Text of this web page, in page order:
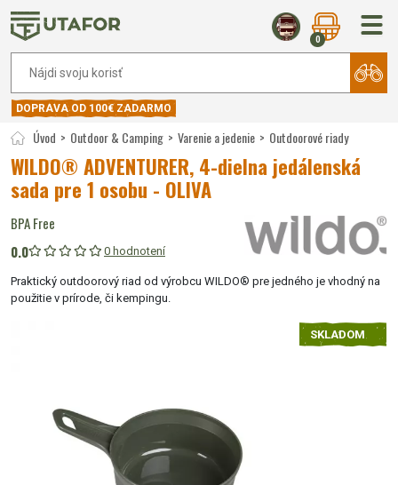
0
DOPRAVA OD 100€ ZADARMO
Úvod Outdoor & Camping Varenie a jedenie Outdoorové riady
WILDO® ADVENTURER, 4-dielna jedálenská
sada pre 1 osobu - OLIVA
BPA Free
0.0
0 hodnotení
Praktický outdoorový riad od výrobcu WILDO® pre jedného je vhodný na
použitie v prírode, či kempingu.
SKLADOM